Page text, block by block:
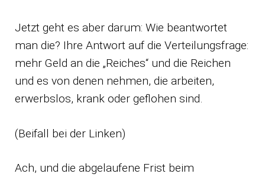
Jetzt geht es aber darum: Wie beantwortet
man die? Ihre Antwort auf die Verteilungsfrage:
mehr Geld an die „Reiches“ und die Reichen
und es von denen nehmen, die arbeiten,
erwerbslos, krank oder geflohen sind.
(Beifall bei der Linken)
Ach, und die abgelaufene Frist beim